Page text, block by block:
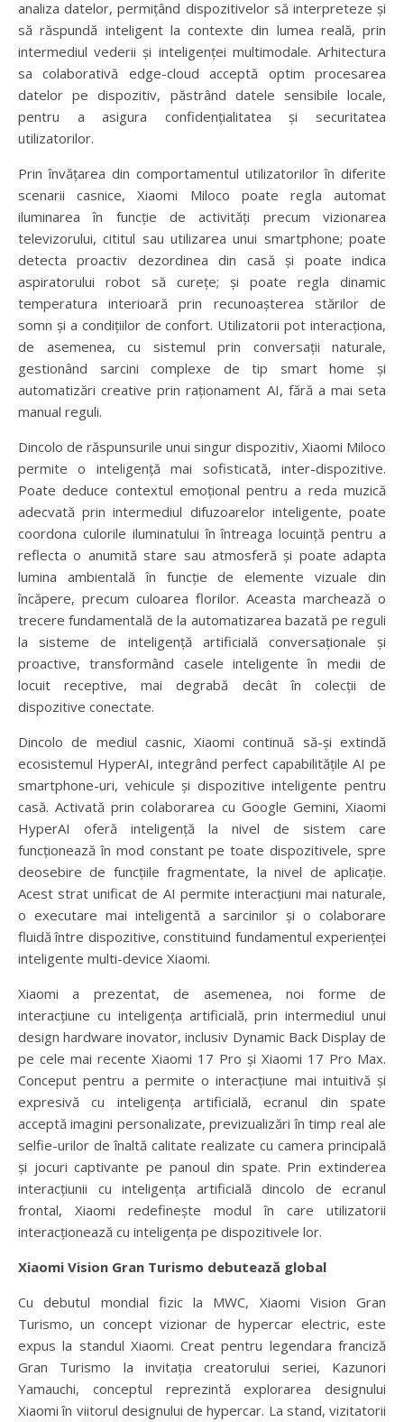
analiza datelor, permițând dispozitivelor să interpreteze și
să răspundă inteligent la contexte din lumea reală, prin
intermediul vederii și inteligenței multimodale. Arhitectura
sa colaborativă edge-cloud acceptă optim procesarea
datelor pe dispozitiv, păstrând datele sensibile locale,
pentru a asigura confidențialitatea și securitatea
utilizatorilor.
Prin învățarea din comportamentul utilizatorilor în diferite
scenarii casnice, Xiaomi Miloco poate regla automat
iluminarea în funcție de activități precum vizionarea
televizorului, cititul sau utilizarea unui smartphone; poate
detecta proactiv dezordinea din casă și poate indica
aspiratorului robot să curețe; și poate regla dinamic
temperatura interioară prin recunoașterea stărilor de
somn și a condițiilor de confort. Utilizatorii pot interacționa,
de asemenea, cu sistemul prin conversații naturale,
gestionând sarcini complexe de tip smart home și
automatizări creative prin raționament AI, fără a mai seta
manual reguli.
Dincolo de răspunsurile unui singur dispozitiv, Xiaomi Miloco
permite o inteligență mai sofisticată, inter-dispozitive.
Poate deduce contextul emoțional pentru a reda muzică
adecvată prin intermediul difuzoarelor inteligente, poate
coordona culorile iluminatului în întreaga locuință pentru a
reflecta o anumită stare sau atmosferă și poate adapta
lumina ambientală în funcție de elemente vizuale din
încăpere, precum culoarea florilor. Aceasta marchează o
trecere fundamentală de la automatizarea bazată pe reguli
la sisteme de inteligență artificială conversaționale și
proactive, transformând casele inteligente în medii de
locuit receptive, mai degrabă decât în ​​colecții de
dispozitive conectate.
Dincolo de mediul casnic, Xiaomi continuă să-și extindă
ecosistemul HyperAI, integrând perfect capabilitățile AI pe
smartphone-uri, vehicule și dispozitive inteligente pentru
casă. Activată prin colaborarea cu Google Gemini, Xiaomi
HyperAI oferă inteligență la nivel de sistem care
funcționează în mod constant pe toate dispozitivele, spre
deosebire de funcțiile fragmentate, la nivel de aplicație.
Acest strat unificat de AI permite interacțiuni mai naturale,
o executare mai inteligentă a sarcinilor și o colaborare
fluidă între dispozitive, constituind fundamentul experienței
inteligente multi-device Xiaomi.
Xiaomi a prezentat, de asemenea, noi forme de
interacțiune cu inteligența artificială, prin intermediul unui
design hardware inovator, inclusiv Dynamic Back Display de
pe cele mai recente Xiaomi 17 Pro și Xiaomi 17 Pro Max.
Conceput pentru a permite o interacțiune mai intuitivă și
expresivă cu inteligența artificială, ecranul din spate
acceptă imagini personalizate, previzualizări în timp real ale
selfie-urilor de înaltă calitate realizate cu camera principală
și jocuri captivante pe panoul din spate. Prin extinderea
interacțiunii cu inteligența artificială dincolo de ecranul
frontal, Xiaomi redefinește modul în care utilizatorii
interacționează cu inteligența pe dispozitivele lor.
Xiaomi Vision Gran Turismo debutează global
Cu debutul mondial fizic la MWC, Xiaomi Vision Gran
Turismo, un concept vizionar de hypercar electric, este
expus la standul Xiaomi. Creat pentru legendara franciză
Gran Turismo la invitația creatorului seriei, Kazunori
Yamauchi, conceptul reprezintă explorarea designului
Xiaomi în viitorul designului de hypercar. La stand, vizitatorii